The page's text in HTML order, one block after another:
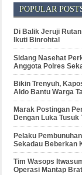
POPULAR
Di Balik Jeruji
Ikuti Binrohtal
Sidang Nasehat
Anggota Polres
Bikin Trenyuh,
Aldo Bantu Warga
Marak Postingan
Dengan Luka
Pelaku
Sekadau Beberkan
Tim Wasops
Operasi Mantap